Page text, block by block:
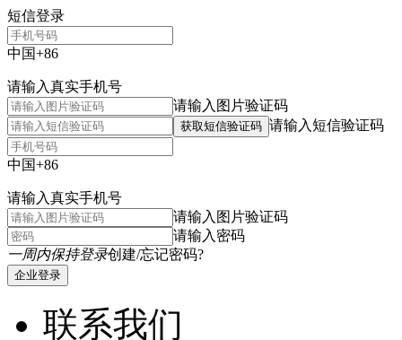
短信登录
中国+86
请输入真实手机号
请输入图片验证码
获取短信验证码 请输入短信验证码
中国+86
请输入真实手机号
请输入图片验证码
请输入密码
一周内保持登录创建/忘记密码?
企业登录
联系我们